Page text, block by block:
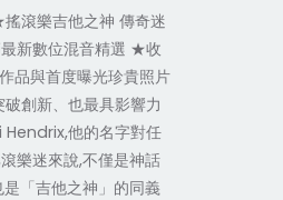
滾樂吉他之神 傳奇迷
新數位混音精選 ★收
品與首度曝光珍貴照片
創新、也最具影響力
他的名字對任
樂迷來說,不僅是神話
「吉他之神」的同義